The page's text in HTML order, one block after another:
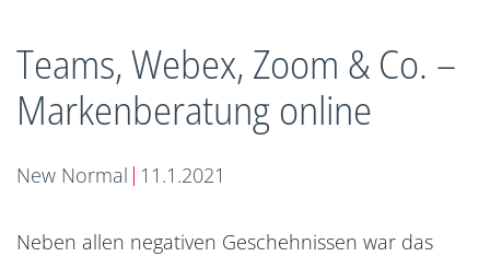
Teams, Webex, Zoom & Co. –
Markenberatung online
New Normal 11.1.2021
Neben allen negativen Geschehnissen war das